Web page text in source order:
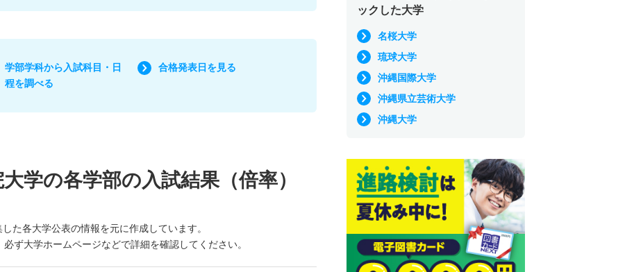
学部学科から入試科目・日
程を調べる
合格発表日を見る
学の各学部の入試結果（倍率）
た各大学公表の情報を元に作成しています。
ず大学ホームページなどで詳細を確認してください。
ックした大学
名桜大学
琉球大学
沖縄国際大学
沖縄県立芸術大学
沖縄大学